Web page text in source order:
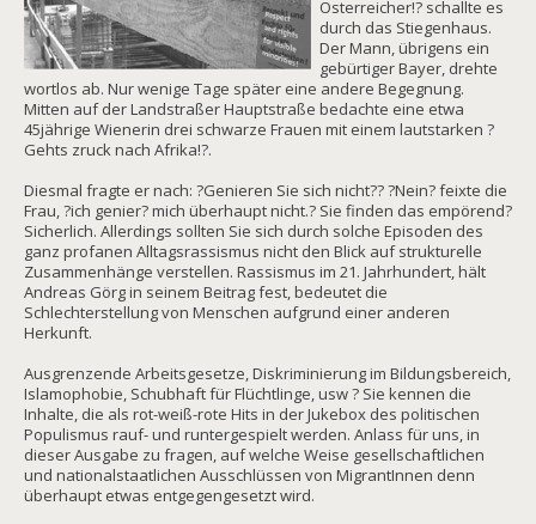
Österreicher!? schallte es
durch das Stiegenhaus.
Der Mann, übrigens ein
gebürtiger Bayer, drehte
wortlos ab. Nur wenige Tage später eine andere Begegnung.
Mitten auf der Landstraßer Hauptstraße bedachte eine etwa
45jährige Wienerin drei schwarze Frauen mit einem lautstarken ?
Gehts zruck nach Afrika!?.
Diesmal fragte er nach: ?Genieren Sie sich nicht?? ?Nein? feixte die
Frau, ?ich genier? mich überhaupt nicht.? Sie finden das empörend?
Sicherlich. Allerdings sollten Sie sich durch solche Episoden des
ganz profanen Alltagsrassismus nicht den Blick auf strukturelle
Zusammenhänge verstellen. Rassismus im 21. Jahrhundert, hält
Andreas Görg in seinem Beitrag fest, bedeutet die
Schlechterstellung von Menschen aufgrund einer anderen
Herkunft.
Ausgrenzende Arbeitsgesetze, Diskriminierung im Bildungsbereich,
Islamophobie, Schubhaft für Flüchtlinge, usw ? Sie kennen die
Inhalte, die als rot-weiß-rote Hits in der Jukebox des politischen
Populismus rauf- und runtergespielt werden. Anlass für uns, in
dieser Ausgabe zu fragen, auf welche Weise gesellschaftlichen
und nationalstaatlichen Ausschlüssen von MigrantInnen denn
überhaupt etwas entgegengesetzt wird.